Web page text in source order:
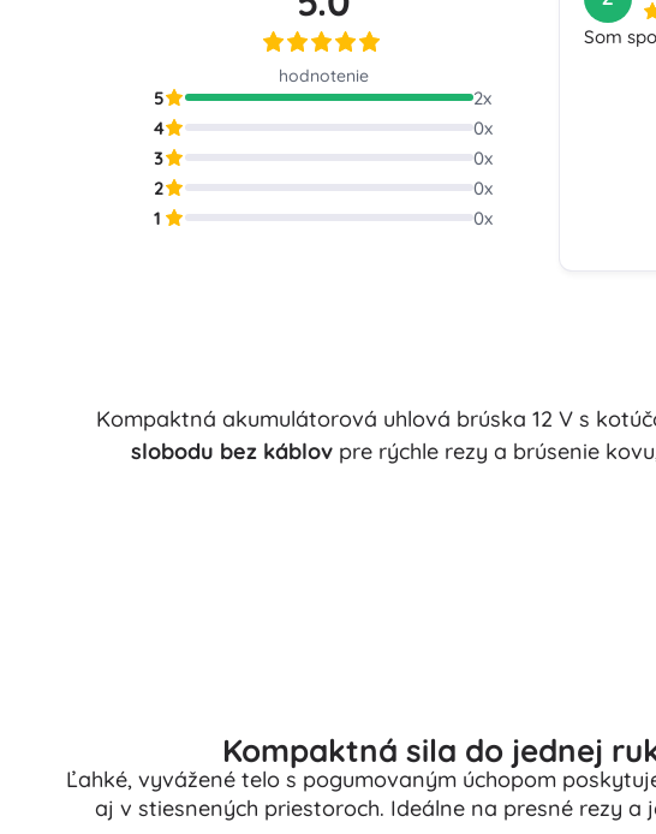
hodnotenie
5 2x
4
0x
3
0x
2
0x
1
0x
Som
Kompaktná akumulátorová uhlová brúska 12 V s
slobodu bez káblov pre rýchle rezy a brúsenie
Kompaktná sila do jednej
Ľahké, vyvážené telo s pogumovaným úchopom
aj v stiesnených priestoroch. Ideálne na presné rezy a